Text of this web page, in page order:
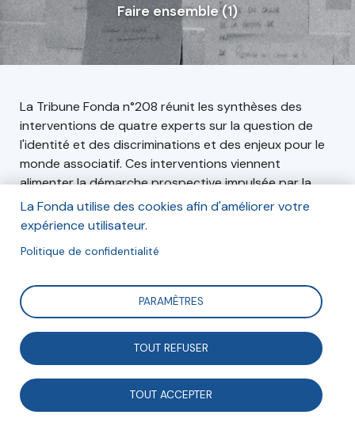
Faire ensemble (1)
La Tribune Fonda n°208 réunit les synthèses des
interventions de quatre experts sur la question de
l'identité et des discriminations et des enjeux pour le
monde associatif. Ces interventions viennent
alimenter la démarche prospective impulsée par la
Fonda, visant à permettre aux acteurs associatifs de
mieux se projeter dans l'avenir.
Édito
Articles
Contributeurs
(5)
Faire ensemble 2020 : la Fonda
La Fonda utilise des cookies afin d'améliorer votre
expérience utilisateur.
Politique de confidentialité
PARAMÈTRES
TOUT REFUSER
TOUT ACCEPTER